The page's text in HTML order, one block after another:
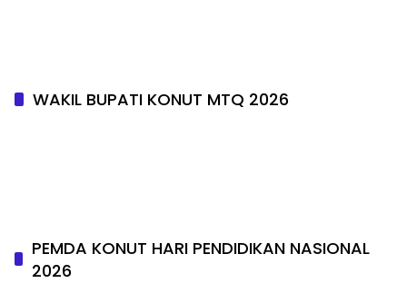
WAKIL BUPATI KONUT MTQ 2026
PEMDA KONUT HARI PENDIDIKAN NASIONAL
2026